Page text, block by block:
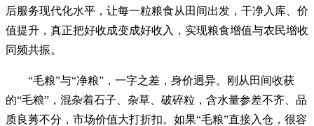
后服务现代化水平，让每一粒粮食从田间出发，干净入库、价
值提升，真正把好收成变成好收入，实现粮食增值与农民增收
同频共振。
“毛粮”与“净粮”，一字之差，身价迥异。刚从田间收获
的“毛粮”，混杂着石子、杂草、破碎粒，含水量参差不齐、品
质良莠不分，市场价值大打折扣。如果“毛粮”直接入仓，很容